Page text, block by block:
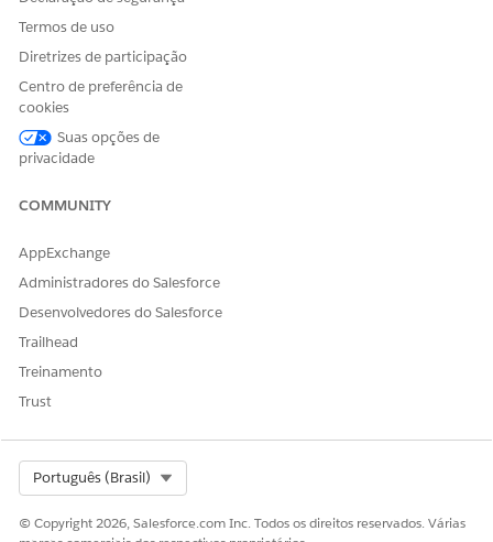
Termos de uso
Diretrizes de participação
Centro de preferência de
cookies
Suas opções de
privacidade
COMMUNITY
AppExchange
Administradores do Salesforce
Desenvolvedores do Salesforce
Trailhead
Treinamento
Trust
Português (Brasil)
© Copyright 2026, Salesforce.com Inc. Todos os direitos reservados. Várias